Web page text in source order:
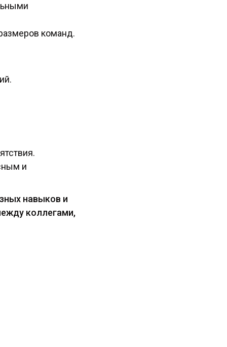
команд.
и
навыков и
коллегами,